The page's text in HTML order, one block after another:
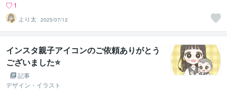
1
より太
2025/07/12
インスタ親子アイコンのご依頼ありがとう
ございました⭐
記事
デザイン・イラスト